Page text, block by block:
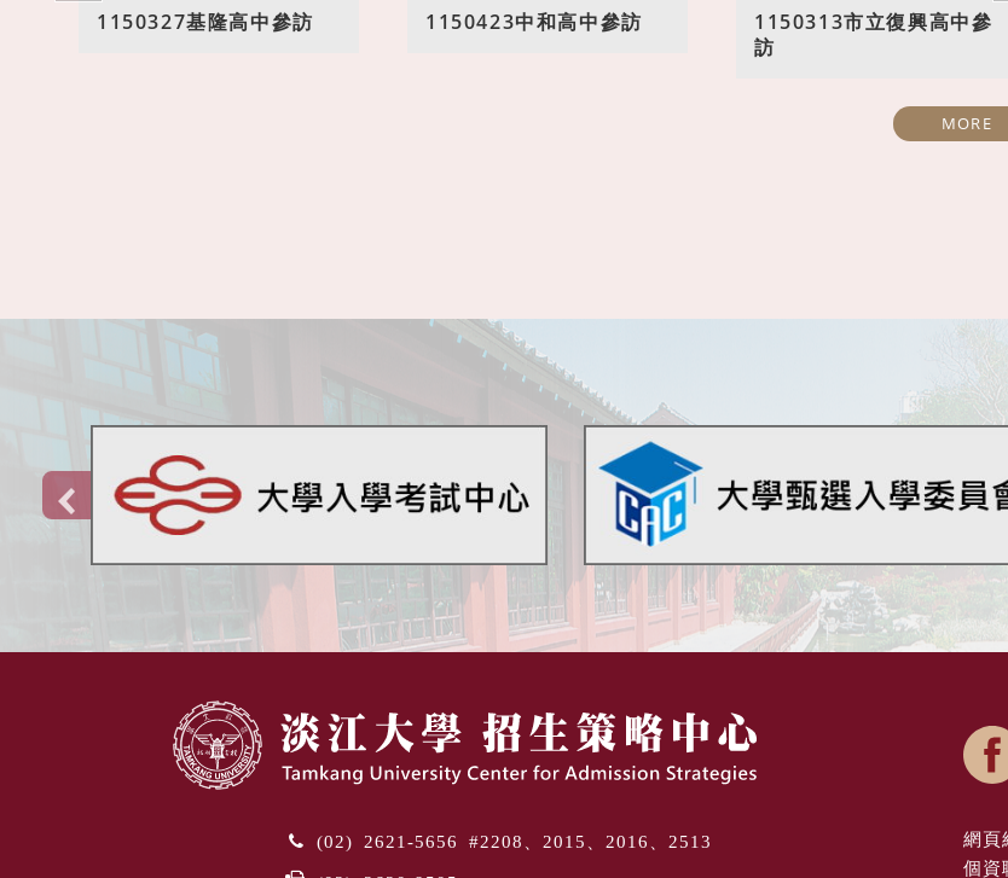
1150327基隆高中參訪 1150423中和高中參訪
1150313市立復興高中參
訪
MORE
(02) 2621-5656 #2208、2015、2016、2513
網頁
個資